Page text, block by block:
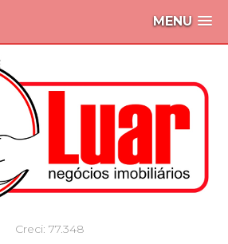
MENU
Creci: 77.348